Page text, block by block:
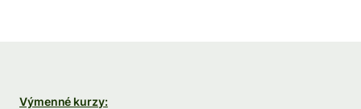
Výmenné kurzy: